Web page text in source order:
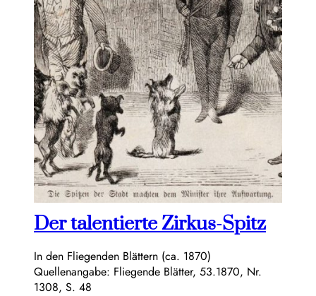
Der talentierte Zirkus-Spitz
In den Fliegenden Blättern (ca. 1870)
Quellenangabe: Fliegende Blätter, 53.1870, Nr.
1308, S. 48